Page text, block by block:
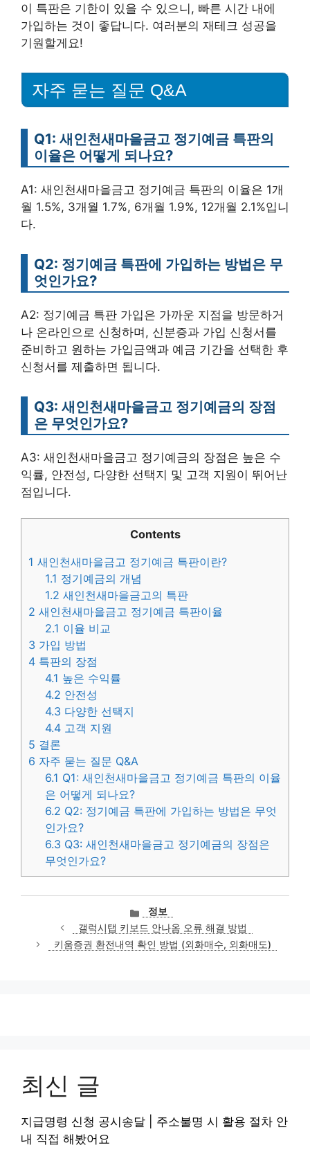
이 특판은 기한이 있을 수 있으니, 빠른 시간 내에
가입하는 것이 좋답니다. 여러분의 재테크 성공을
기원할게요!
자주 묻는 질문 Q&A
Q1: 새인천새마을금고 정기예금 특판의
이율은 어떻게 되나요?
A1: 새인천새마을금고 정기예금 특판의 이율은 1개
월 1.5%, 3개월 1.7%, 6개월 1.9%, 12개월 2.1%입니
다.
Q2: 정기예금 특판에 가입하는 방법은 무
엇인가요?
A2: 정기예금 특판 가입은 가까운 지점을 방문하거
나 온라인으로 신청하며, 신분증과 가입 신청서를
준비하고 원하는 가입금액과 예금 기간을 선택한 후
신청서를 제출하면 됩니다.
Q3: 새인천새마을금고 정기예금의 장점
은 무엇인가요?
A3: 새인천새마을금고 정기예금의 장점은 높은 수
익률, 안전성, 다양한 선택지 및 고객 지원이 뛰어난
점입니다.
Contents
1 새인천새마을금고 정기예금 특판이란?
1.1 정기예금의 개념
1.2 새인천새마을금고의 특판
2 새인천새마을금고 정기예금 특판이율
2.1 이율 비교
3 가입 방법
4 특판의 장점
4.1 높은 수익률
4.2 안전성
4.3 다양한 선택지
4.4 고객 지원
5 결론
6 자주 묻는 질문 Q&A
6.1 Q1: 새인천새마을금고 정기예금 특판의 이율
은 어떻게 되나요?
6.2 Q2: 정기예금 특판에 가입하는 방법은 무엇
인가요?
6.3 Q3: 새인천새마을금고 정기예금의 장점은
무엇인가요?
카
테
고
리
정보
갤럭시탭 키보드 안나옴 오류 해결 방법
키움증권 환전내역 확인 방법 (외화매수, 외화매도)
최신 글
지급명령 신청 공시송달 | 주소불명 시 활용 절차 안
내 직접 해봤어요